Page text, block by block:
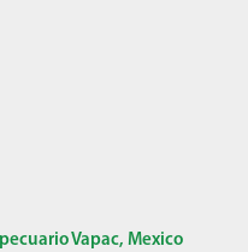
Vapac, Mexico